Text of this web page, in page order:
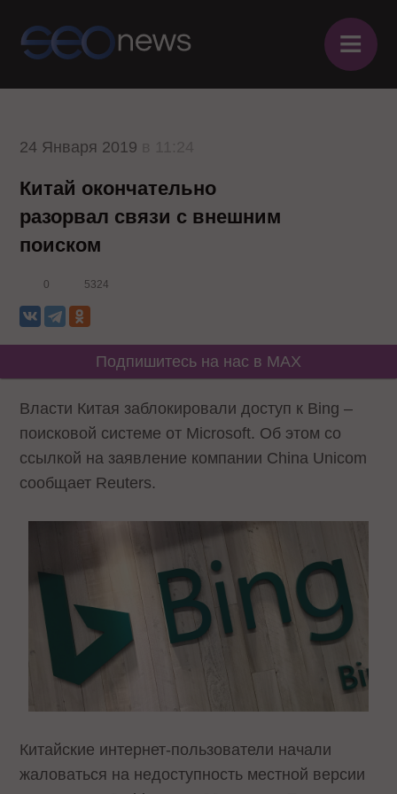
≡
24 Января 2019
Китай окончательно
разорвал связи с внешним
поиском
0 5324
Подпишитесь на нас в MAX
Власти Китая заблокировали доступ к Bing –
поисковой системе от Microsoft. Об этом со
ссылкой на заявление компании China Unicom
сообщает Reuters.
Китайские интернет-пользователи начали
жаловаться на недоступность местной версии